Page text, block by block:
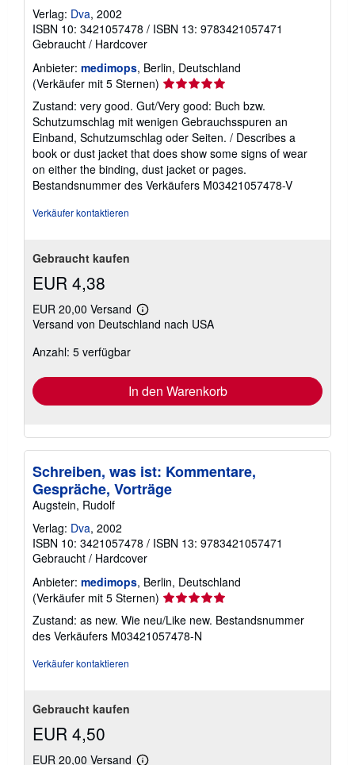
Verlag: Dva, 2002
ISBN 10: 3421057478 / ISBN 13: 9783421057471
Gebraucht / Hardcover
Anbieter: medimops, Berlin, Deutschland
(Verkäufer mit 5 Sternen) Verkäuferbewertung
5
von
5
Sternen
Zustand: very good. Gut/Very good: Buch bzw.
Schutzumschlag mit wenigen Gebrauchsspuren an
Einband, Schutzumschlag oder Seiten. / Describes a
book or dust jacket that does show some signs of wear
on either the binding, dust jacket or pages.
Bestandsnummer des Verkäufers M03421057478-V
Verkäufer kontaktieren
Gebraucht kaufen
EUR 4,38
EUR 20,00 Versand
Weitere
Informationen
Versand von Deutschland nach USA
Anzahl: 5 verfügbar
In den Warenkorb
Schreiben, was ist: Kommentare,
Gespräche, Vorträge
Augstein, Rudolf
Verlag: Dva, 2002
ISBN 10: 3421057478 / ISBN 13: 9783421057471
Gebraucht / Hardcover
Anbieter: medimops, Berlin, Deutschland
(Verkäufer mit 5 Sternen) Verkäuferbewertung
5
von
5
Zustand: as new. Wie neu/Like new. Bestandsnummer
des Verkäufers M03421057478-N
Verkäufer kontaktieren
Gebraucht kaufen
EUR 4,50
EUR 20,00 Versand